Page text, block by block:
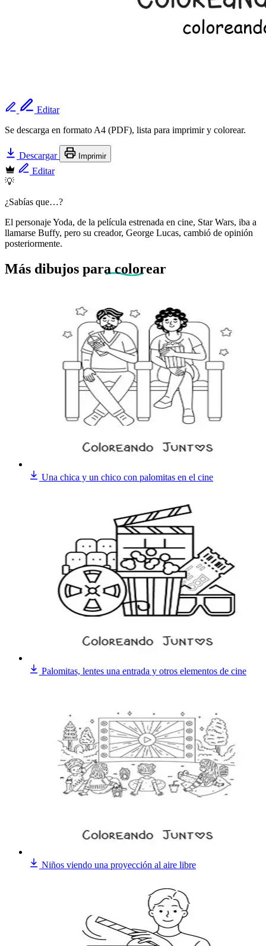
Editar
Se descarga en formato A4 (PDF), lista para imprimir y colorear.
Descargar Imprimir
Editar
💡
¿Sabías que…?
El personaje Yoda, de la película estrenada en cine, Star Wars, iba a
llamarse Buffy, pero su creador, George Lucas, cambió de opinión
posteriormente.
Más dibujos para colorear
Una chica y un chico con palomitas en el cine
Palomitas, lentes una entrada y otros elementos de cine
Niños viendo una proyección al aire libre